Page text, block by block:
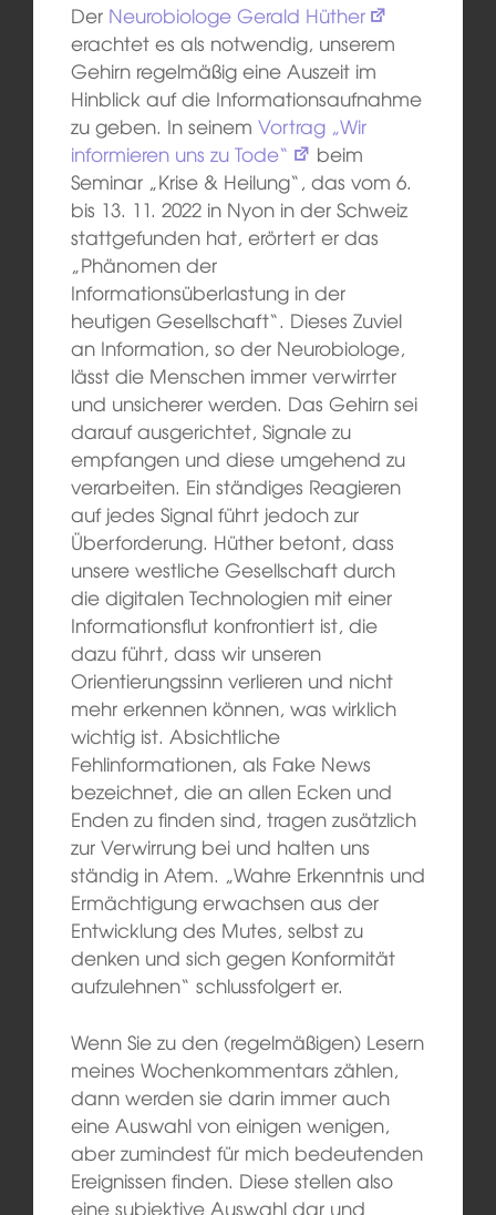
Der Neurobiologe Gerald Hüther
erachtet es als notwendig, unserem
Gehirn regelmäßig eine Auszeit im
Hinblick auf die Informationsaufnahme
zu geben. In seinem Vortrag „Wir
informieren uns zu Tode“
beim
Seminar „Krise & Heilung“, das vom 6.
bis 13. 11. 2022 in Nyon in der Schweiz
stattgefunden hat, erörtert er das
„Phänomen der
Informationsüberlastung in der
heutigen Gesellschaft“. Dieses Zuviel
an Information, so der Neurobiologe,
lässt die Menschen immer verwirrter
und unsicherer werden. Das Gehirn sei
darauf ausgerichtet, Signale zu
empfangen und diese umgehend zu
verarbeiten. Ein ständiges Reagieren
auf jedes Signal führt jedoch zur
Überforderung. Hüther betont, dass
unsere westliche Gesellschaft durch
die digitalen Technologien mit einer
Informationsflut konfrontiert ist, die
dazu führt, dass wir unseren
Orientierungssinn verlieren und nicht
mehr erkennen können, was wirklich
wichtig ist. Absichtliche
Fehlinformationen, als Fake News
bezeichnet, die an allen Ecken und
Enden zu finden sind, tragen zusätzlich
zur Verwirrung bei und halten uns
ständig in Atem. „Wahre Erkenntnis und
Ermächtigung erwachsen aus der
Entwicklung des Mutes, selbst zu
denken und sich gegen Konformität
aufzulehnen“ schlussfolgert er.
Wenn Sie zu den (regelmäßigen) Lesern
meines Wochenkommentars zählen,
dann werden sie darin immer auch
eine Auswahl von einigen wenigen,
aber zumindest für mich bedeutenden
Ereignissen finden. Diese stellen also
eine subjektive Auswahl dar und